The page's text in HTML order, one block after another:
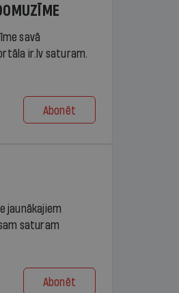
savā
ir.lv saturam.
Abonēt
jaunākajiem
saturam
Abonēt